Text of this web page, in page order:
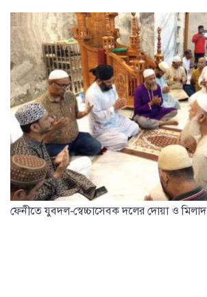
ফেনীতে যুবদল-স্বেচ্চাসেবক দলের দোয়া ও মিলাদ